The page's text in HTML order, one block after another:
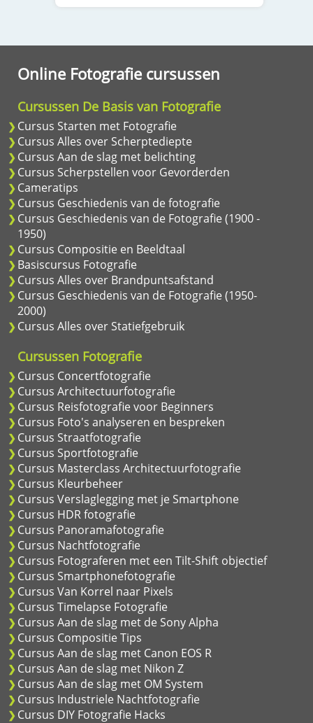
Online Fotografie cursussen
Cursussen De Basis van Fotografie
Cursus Starten met Fotografie
Cursus Alles over Scherptediepte
Cursus Aan de slag met belichting
Cursus Scherpstellen voor Gevorderden
Cameratips
Cursus Geschiedenis van de fotografie
Cursus Geschiedenis van de Fotografie (1900 -
1950)
Cursus Compositie en Beeldtaal
Basiscursus Fotografie
Cursus Alles over Brandpuntsafstand
Cursus Geschiedenis van de Fotografie (1950-
2000)
Cursus Alles over Statiefgebruik
Cursussen Fotografie
Cursus Concertfotografie
Cursus Architectuurfotografie
Cursus Reisfotografie voor Beginners
Cursus Foto's analyseren en bespreken
Cursus Straatfotografie
Cursus Sportfotografie
Cursus Masterclass Architectuurfotografie
Cursus Kleurbeheer
Cursus Verslaglegging met je Smartphone
Cursus HDR fotografie
Cursus Panoramafotografie
Cursus Nachtfotografie
Cursus Fotograferen met een Tilt-Shift objectief
Cursus Smartphonefotografie
Cursus Van Korrel naar Pixels
Cursus Timelapse Fotografie
Cursus Aan de slag met de Sony Alpha
Cursus Compositie Tips
Cursus Aan de slag met Canon EOS R
Cursus Aan de slag met Nikon Z
Cursus Aan de slag met OM System
Cursus Industriele Nachtfotografie
Cursus DIY Fotografie Hacks